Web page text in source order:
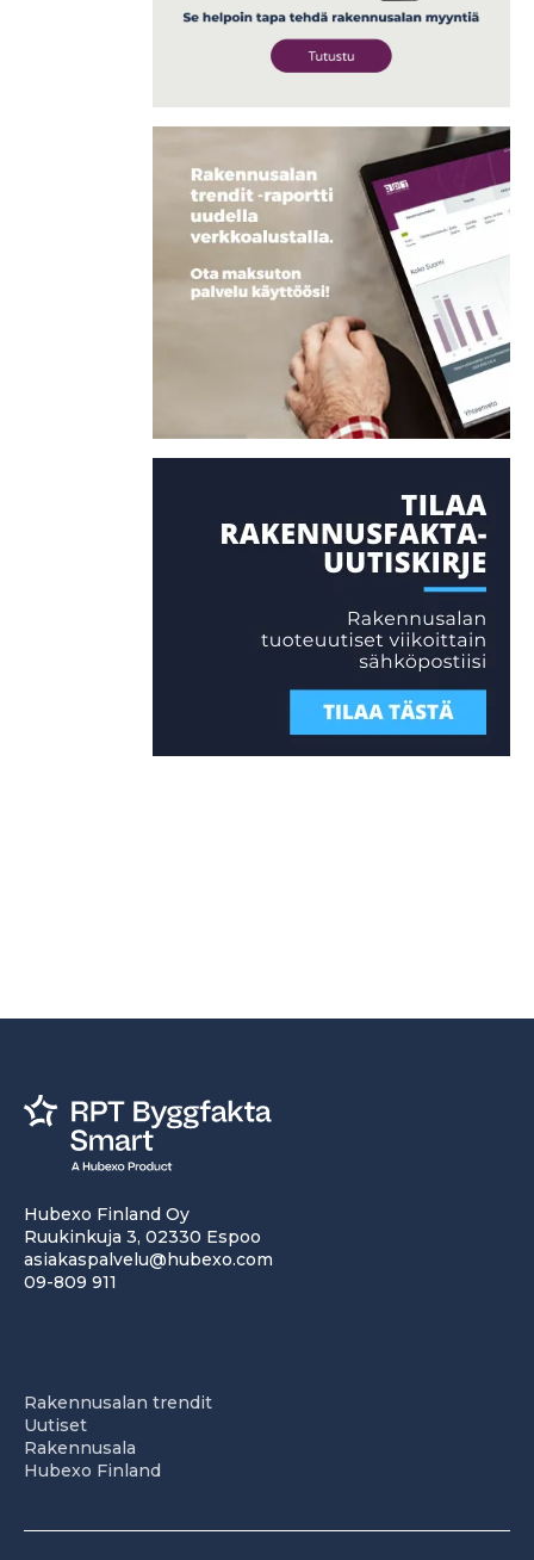
Hubexo Finland Oy
Ruukinkuja 3, 02330 Espoo
asiakaspalvelu@hubexo.com
09-809 911
Rakennusalan trendit
Uutiset
Rakennusala
Hubexo Finland